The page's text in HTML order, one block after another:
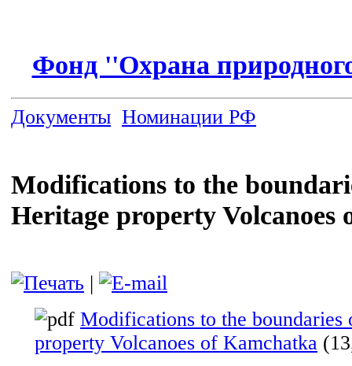
Фонд ''Охрана
Документы Номинации РФ
Modifications to the
Heritage property Volcanoes
|
Modifications to the
property Volcanoes of Kamchatka